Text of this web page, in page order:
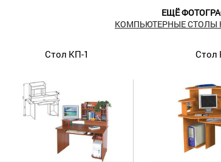
ЕЩЁ
КОМПЬЮТЕРНЫЕ СТОЛЫ
Стол КП-1 Стол